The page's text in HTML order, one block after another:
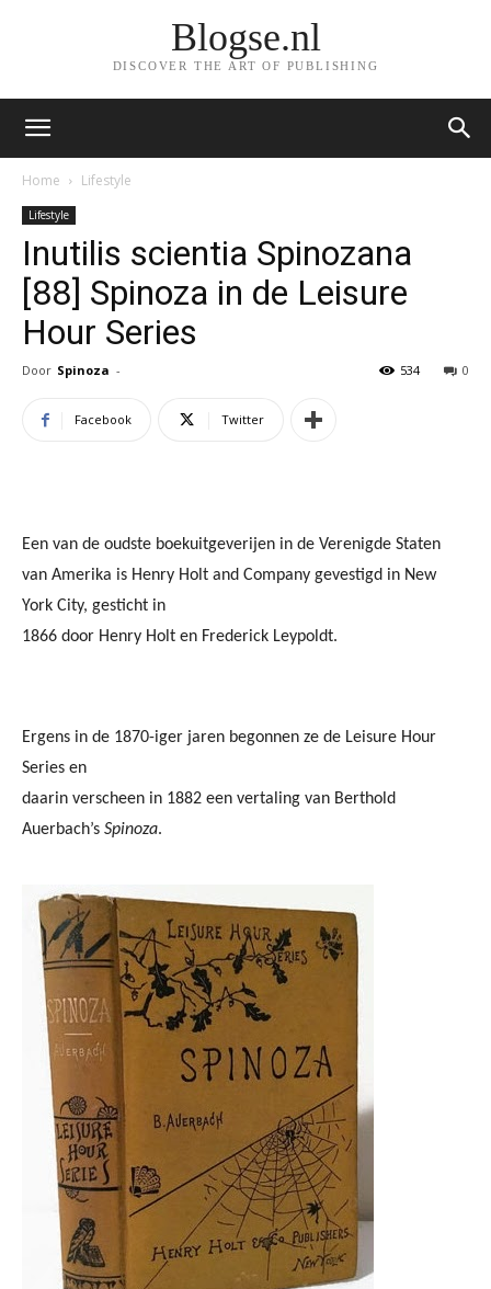
Blogse.nl
DISCOVER THE ART OF PUBLISHING
Home Lifestyle
Lifestyle
Inutilis scientia Spinozana
[88] Spinoza in de Leisure
Hour Series
Door Spinoza - 0
534
Facebook Twitter
Een van de oudste boekuitgeverijen in de Verenigde Staten
van Amerika is Henry Holt and Company gevestigd in New
York City, gesticht in
1866 door Henry Holt en Frederick Leypoldt.
Ergens in de 1870-iger jaren begonnen ze de Leisure Hour
Series en
daarin verscheen in 1882 een vertaling van Berthold
Auerbach’s Spinoza.